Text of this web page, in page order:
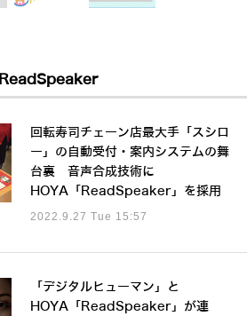
ReadSpeaker
回転寿司チェーン店最大手「スシロ
ー」の自動受付・案内システムの舞
台裏 音声合成技術に
HOYA「ReadSpeaker」を採用
2022.9.27 Tue 15:57
「デジタルヒューマン」と
HOYA「ReadSpeaker」が連